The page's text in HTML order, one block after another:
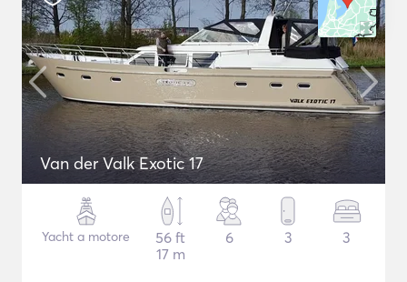
Van der Valk Exotic 17
Yacht a motore
56 ft
17 m
6 3 3